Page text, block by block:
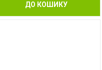
ДО КОШИКУ